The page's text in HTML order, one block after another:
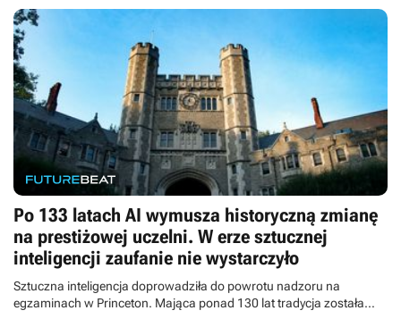
Po 133 latach AI wymusza historyczną zmianę
na prestiżowej uczelni. W erze sztucznej
inteligencji zaufanie nie wystarczyło
Sztuczna inteligencja doprowadziła do powrotu nadzoru na
egzaminach w Princeton. Mająca ponad 130 lat tradycja została